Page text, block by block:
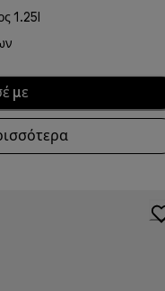
1.25l
με